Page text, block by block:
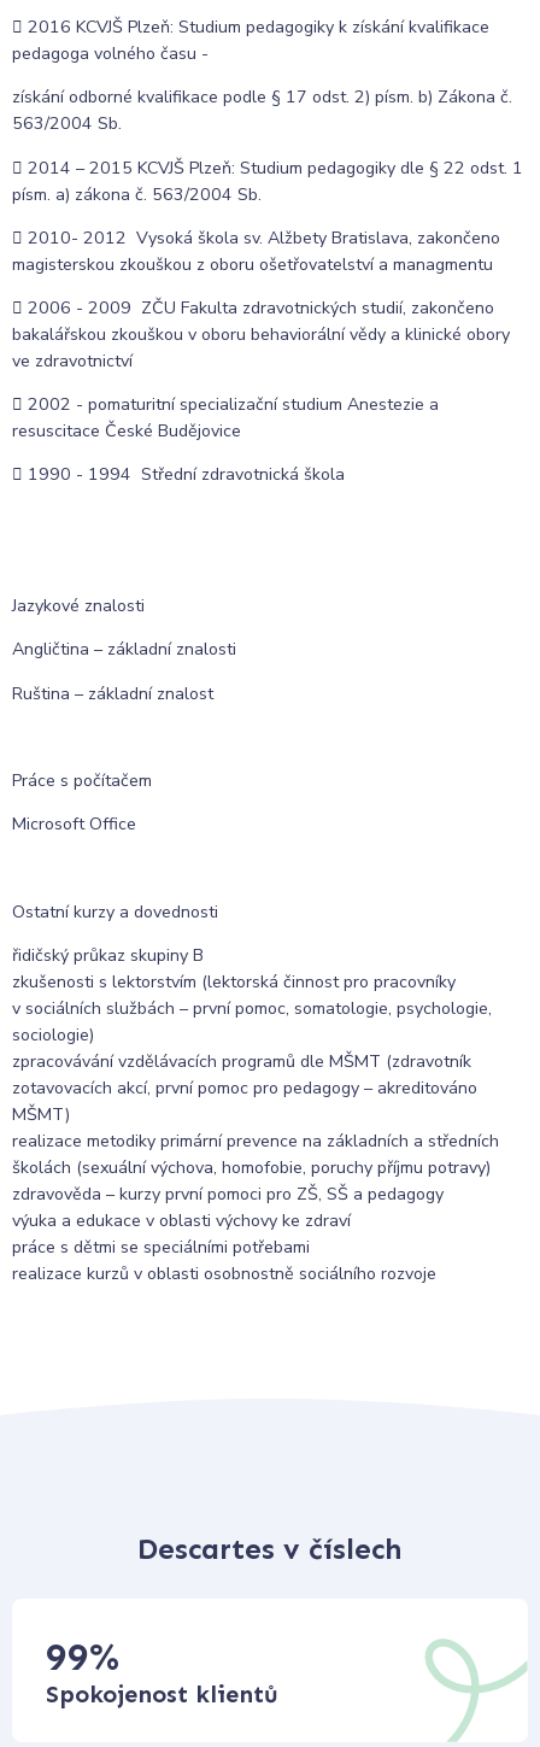
 2016 KCVJŠ Plzeň: Studium pedagogiky k získání kvalifikace
pedagoga volného času -
získání odborné kvalifikace podle § 17 odst. 2) písm. b) Zákona č.
563/2004 Sb.
 2014 – 2015 KCVJŠ Plzeň: Studium pedagogiky dle § 22 odst. 1
písm. a) zákona č. 563/2004 Sb.
 2010- 2012 Vysoká škola sv. Alžbety Bratislava, zakončeno
magisterskou zkouškou z oboru ošetřovatelství a managmentu
 2006 - 2009 ZČU Fakulta zdravotnických studií, zakončeno
bakalářskou zkouškou v oboru behaviorální vědy a klinické obory
ve zdravotnictví
 2002 - pomaturitní specializační studium Anestezie a
resuscitace České Budějovice
 1990 - 1994 Střední zdravotnická škola
Jazykové znalosti
Angličtina – základní znalosti
Ruština – základní znalost
Práce s počítačem
Microsoft Office
Ostatní kurzy a dovednosti
řidičský průkaz skupiny B
zkušenosti s lektorstvím (lektorská činnost pro pracovníky
v sociálních službách – první pomoc, somatologie, psychologie,
sociologie)
zpracovávání vzdělávacích programů dle MŠMT (zdravotník
zotavovacích akcí, první pomoc pro pedagogy – akreditováno
MŠMT)
realizace metodiky primární prevence na základních a středních
školách (sexuální výchova, homofobie, poruchy příjmu potravy)
zdravověda – kurzy první pomoci pro ZŠ, SŠ a pedagogy
výuka a edukace v oblasti výchovy ke zdraví
práce s dětmi se speciálními potřebami
realizace kurzů v oblasti osobnostně sociálního rozvoje
Descartes v číslech
99%
Spokojenost klientů